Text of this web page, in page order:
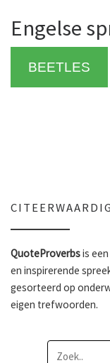
Engelse
BEETLES
CITEERWAARDIG
QuoteProverbsis
en inspirerende
gesorteerd op
eigen trefwoorden.